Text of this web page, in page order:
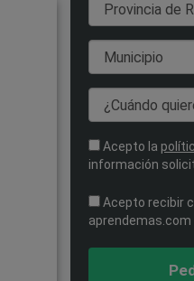
Provincia de
Municipio
¿Cuándo
Acepto la
información
Acepto recibir
aprendemas.com